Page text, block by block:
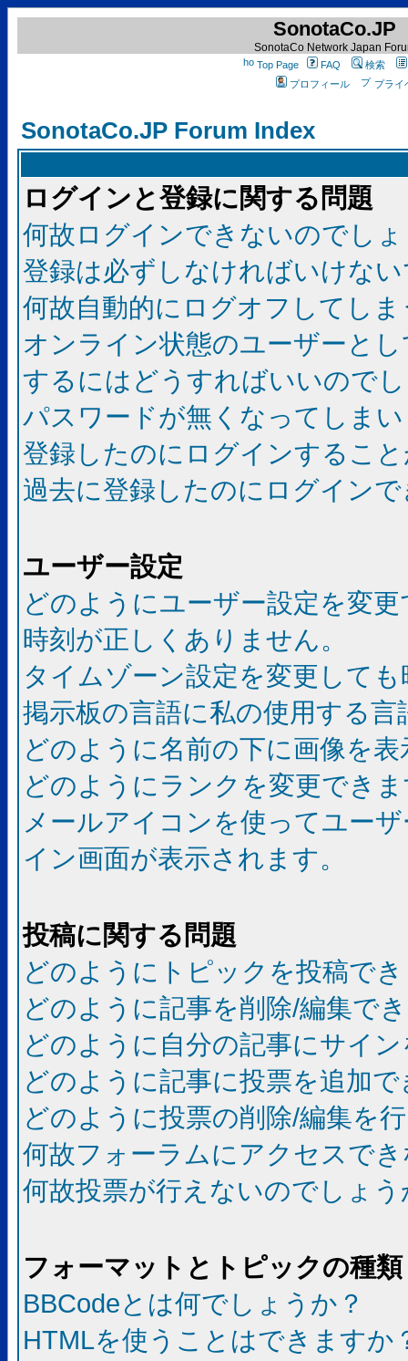
SonotaCo.JP
SonotaCo Network Japan
Top Page FAQ
検索
プロフィール
プライ
SonotaCo.JP Forum Index
ログインと登録に関する問題
何故ログインできないのでし
登録は必ずしなければいけな
何故自動的にログオフしてし
オンライン状態のユーザーと
するにはどうすればいいので
パスワードが無くなってしま
登録したのにログインするこ
過去に登録したのにログイン
ユーザー設定
どのようにユーザー設定を変
時刻が正しくありません。
タイムゾーン設定を変更して
掲示板の言語に私の使用する
どのように名前の下に画像を
どのようにランクを変更でき
メールアイコンを使ってユー
イン画面が表示されます。
投稿に関する問題
どのようにトピックを投稿で
どのように記事を削除/編集で
どのように自分の記事にサイ
どのように記事に投票を追加
どのように投票の削除/編集を
何故フォーラムにアクセスで
何故投票が行えないのでしょう
フォーマットとトピックの種類
BBCodeとは何でしょうか？
HTMLを使うことはできますか